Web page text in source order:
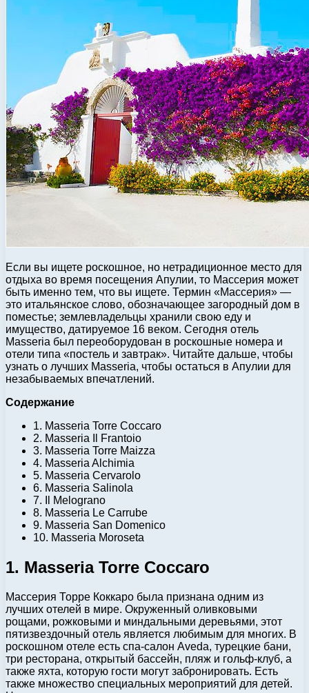
Если вы ищете роскошное, но нетрадиционное место для
отдыха во время посещения Апулии, то Массерия может
быть именно тем, что вы ищете. Термин «Массерия» —
это итальянское слово, обозначающее загородный дом в
поместье; землевладельцы хранили свою еду и
имущество, датируемое 16 веком. Сегодня отель
Masseria был переоборудован в роскошные номера и
отели типа «постель и завтрак». Читайте дальше, чтобы
узнать о лучших Masseria, чтобы остаться в Апулии для
незабываемых впечатлений.
Содержание
1. Masseria Torre Coccaro
2. Masseria Il Frantoio
3. Masseria Torre Maizza
4. Masseria Alchimia
5. Masseria Cervarolo
6. Masseria Salinola
7. Il Melograno
8. Masseria Le Carrube
9. Masseria San Domenico
10. Masseria Moroseta
1. Masseria Torre Coccaro
Массерия Торре Коккаро была признана одним из
лучших отелей в мире. Окруженный оливковыми
рощами, рожковыми и миндальными деревьями, этот
пятизвездочный отель является любимым для многих. В
роскошном отеле есть спа-салон Aveda, турецкие бани,
три ресторана, открытый бассейн, пляж и гольф-клуб, а
также яхта, которую гости могут забронировать. Есть
также множество специальных мероприятий для детей.